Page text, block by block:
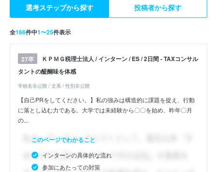
選考ステップから探す 投稿者から探す
全166件中1〜25件表示
27卒
ＫＰＭＧ税理士法人 / インターン / ES / 2日間 - TAXコンサル
タントの醍醐味を体感
学校名非公開 / 文系 / 性別非公開
【自己PRをしてください。】私の強みは構造的に課題を捉え、行動
に落とし込む力である。大学では未経験から〇〇を始め、昨年〇月
の...
このページでわかること
インターンの具体的な流れ
参加にあたっての対策